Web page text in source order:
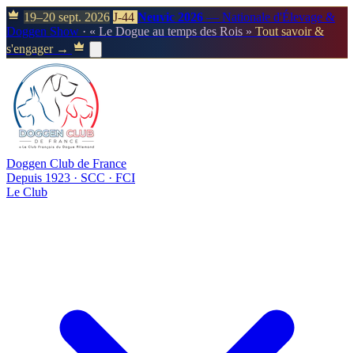
19–20 sept. 2026 J-44 Neuvic 2026 — Nationale d'Élevage &
Doggen Show · « Le Dogue au temps des Rois » Tout savoir &
s'engager →
Doggen Club de France
Depuis 1923 · SCC · FCI
Le Club